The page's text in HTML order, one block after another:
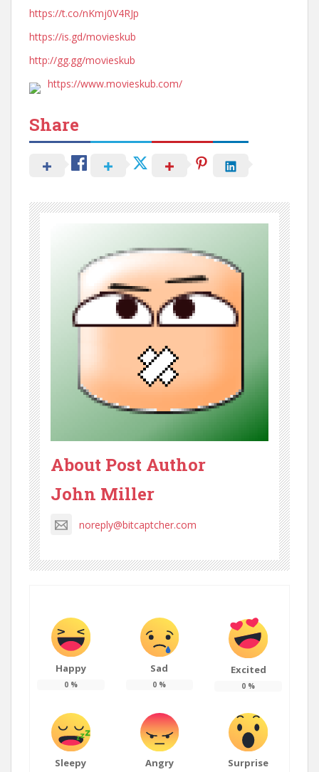
https://t.co/nKmj0V4RJp
https://is.gd/movieskub
http://gg.gg/movieskub
https://www.movieskub.com/
Share
About Post Author
John Miller
noreply@bitcaptcher.com
Happy
0%
Sad
0 %
Excited
0 %
Sleepy Angry Surprise